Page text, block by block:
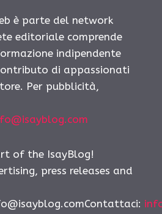
è parte del network
editoriale comprende
indipendente
di appassionati
Per pubblicità,
of the IsayBlog!
press releases and
: